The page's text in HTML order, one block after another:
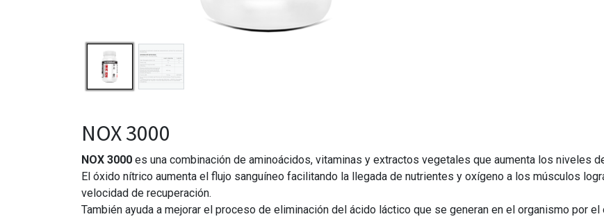
NOX 3000
NOX 3000 es una combinación de aminoácidos, vitaminas y extractos vegetales que aumenta los niveles
El óxido nítrico aumenta el flujo sanguíneo facilitando la llegada de nutrientes y oxígeno a los músculos
velocidad de recuperación.
También ayuda a mejorar el proceso de eliminación del ácido láctico que se generan en el organismo por